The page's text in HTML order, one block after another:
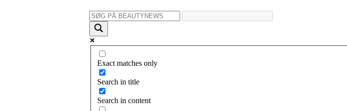
Exact matches only
Search in title
Search in content